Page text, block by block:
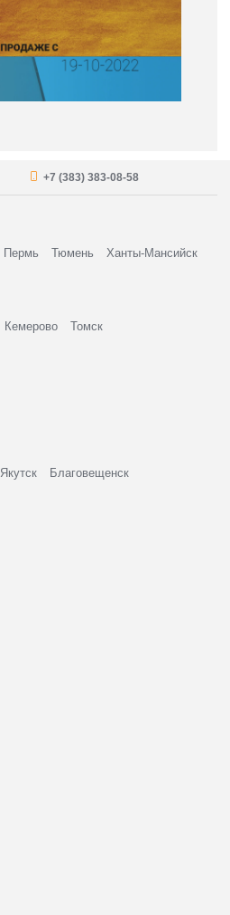
+7 (383) 383-08-58
Пермь Тюмень Ханты-Мансийск
Кемерово Томск
Якутск
Благовещенск